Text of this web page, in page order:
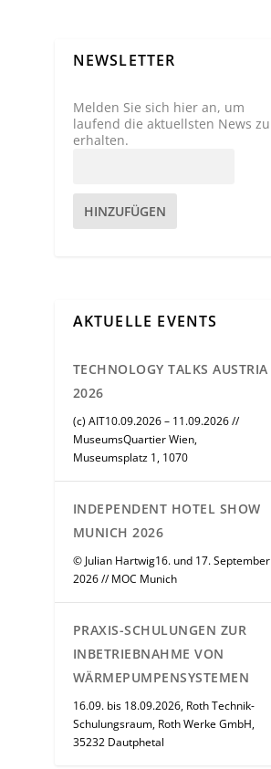
NEWSLETTER
Melden Sie sich hier an, um
laufend die aktuellsten News zu
erhalten.
HINZUFÜGEN
AKTUELLE EVENTS
TECHNOLOGY TALKS AUSTRIA
2026
(c) AIT10.09.2026 – 11.09.2026 //
MuseumsQuartier Wien,
Museumsplatz 1, 1070
INDEPENDENT HOTEL SHOW
MUNICH 2026
© Julian Hartwig16. und 17. September
2026 // MOC Munich
PRAXIS-SCHULUNGEN ZUR
INBETRIEBNAHME VON
WÄRMEPUMPENSYSTEMEN
16.09. bis 18.09.2026, Roth Technik-
Schulungsraum, Roth Werke GmbH,
35232 Dautphetal